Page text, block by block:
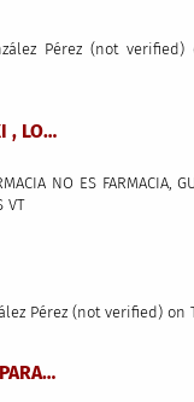
Pérez (not verified)
, LO…
NO ES FARMACIA,
VT
Pérez (not verified) on